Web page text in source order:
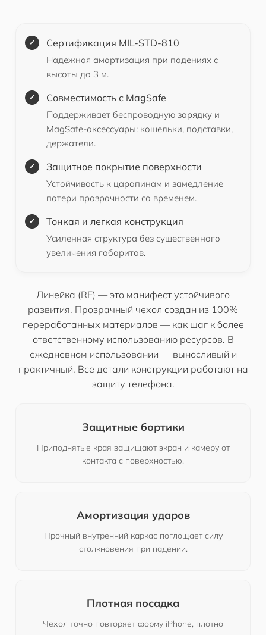
Сертификация MIL-STD-810
Надежная амортизация при падениях с
высоты до 3 м.
Совместимость с MagSafe
Поддерживает беспроводную зарядку и
MagSafe-аксессуары: кошельки, подставки,
держатели.
Защитное покрытие поверхности
Устойчивость к царапинам и замедление
потери прозрачности со временем.
Тонкая и легкая конструкция
Усиленная структура без существенного
увеличения габаритов.
Линейка (RE) — это манифест устойчивого
развития. Прозрачный чехол создан из 100%
переработанных материалов — как шаг к более
ответственному использованию ресурсов. В
ежедневном использовании — выносливый и
практичный. Все детали конструкции работают на
защиту телефона.
Защитные бортики
Приподнятые края защищают экран и камеру от
контакта с поверхностью.
Амортизация ударов
Прочный внутренний каркас поглощает силу
столкновения при падении.
Плотная посадка
Чехол точно повторяет форму iPhone, плотно